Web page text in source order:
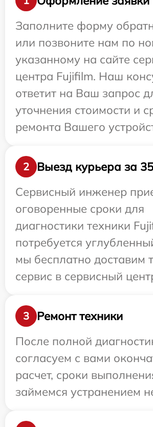
Заполните форму
или позвоните нам по
указанному на сайте
центра Fujifilm. Наш
ответит на Ваш запрос
уточнения стоимости и
ремонта Вашего
2
Выезд курьера за
Сервисный инженер
оговоренные сроки для
диагностики техники
потребуется
мы бесплатно доставим
сервис в сервисный
3
Ремонт техники
После полной
согласуем с вами
расчет, сроки
займемся устранением